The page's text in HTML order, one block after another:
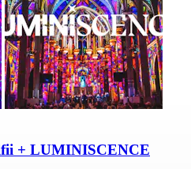
+ LUMINISCENCE